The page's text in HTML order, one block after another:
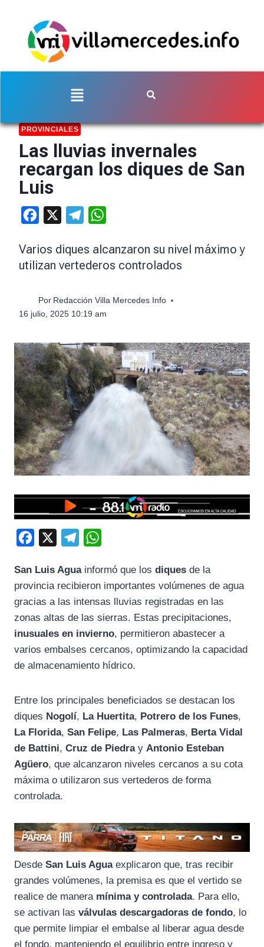
PROVINCIALES
Las lluvias invernales
recargan los diques de San
Luis
Facebook Telegram
Varios diques alcanzaron su nivel máximo y
utilizan vertederos controlados
Por Redacción Villa Mercedes Info
16 julio, 2025 10:19 am
c
e
b
k
l
e
g
m
a
s
p
San Luis Aguainformó que los diques de la
provincia recibieron importantes volúmenes de agua
gracias a las intensas lluvias registradas en las
zonas altas de las sierras. Estas precipitaciones,
inusuales en invierno, permitieron abastecer a
varios embalses cercanos, optimizando la capacidad
de almacenamiento hídrico.
Entre los principales beneficiados se destacan los
diques Nogolí, La Huertita, Potrero de los Funes,
La Florida, San Felipe, Las Palmeras, Berta Vidal
de Battini, Cruz de Piedray Antonio Esteban
Agüero, que alcanzaron niveles cercanos a su cota
máxima o utilizaron sus vertederos de forma
controlada.
Desde San Luis Aguaexplicaron que, tras recibir
grandes volúmenes, la premisa es que el vertido se
realice de manera mínima y controlada. Para ello,
se activan las válvulas descargadoras de fondo, lo
que permite limpiar el embalse al liberar agua desde
el fondo, manteniendo el equilibrio entre ingreso y